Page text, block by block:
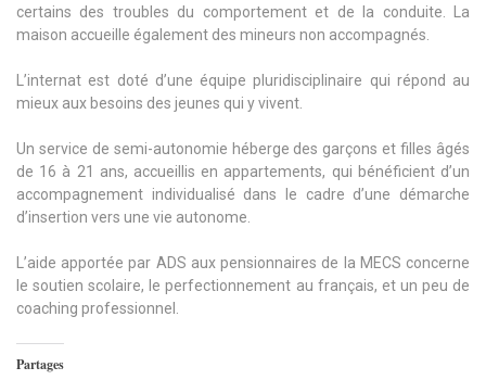
certains des troubles du comportement et de la conduite. La
maison accueille également des mineurs non accompagnés.
L’internat est doté d’une équipe pluridisciplinaire qui répond au
mieux aux besoins des jeunes qui y vivent.
Un service de semi-autonomie héberge des garçons et filles âgés
de 16 à 21 ans, accueillis en appartements, qui bénéficient d’un
accompagnement individualisé dans le cadre d’une démarche
d’insertion vers une vie autonome.
L’aide apportée par ADS aux pensionnaires de la MECS concerne
le soutien scolaire, le perfectionnement au français, et un peu de
coaching professionnel.
Partages